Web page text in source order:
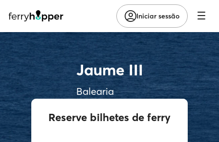
Iniciar sessão
Jaume III
Balearia
Reserve bilhetes de ferry